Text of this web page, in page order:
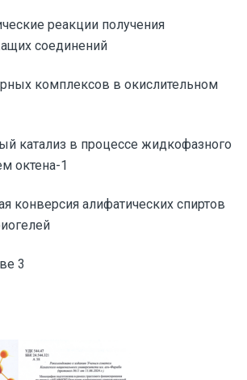
реакции получения
соединений
комплексов в окислительном
катализ в процессе жидкофазного
октена-1
конверсия алифатических спиртов
3